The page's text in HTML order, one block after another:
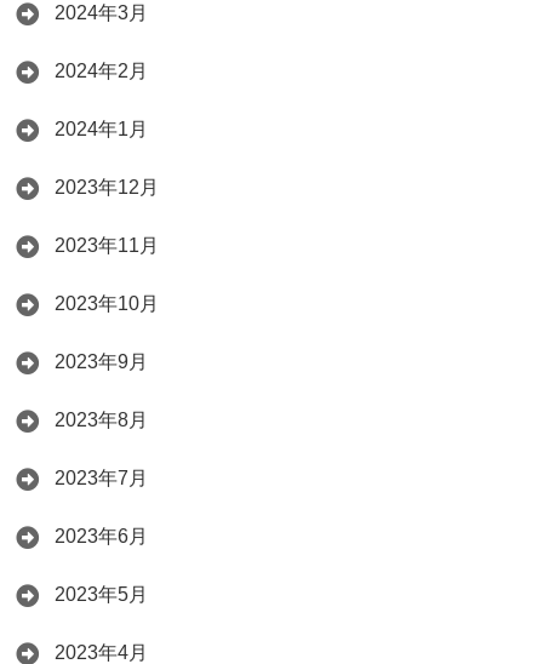
2024年3月
2024年2月
2024年1月
2023年12月
2023年11月
2023年10月
2023年9月
2023年8月
2023年7月
2023年6月
2023年5月
2023年4月